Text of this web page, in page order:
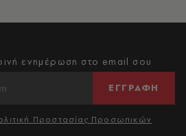
ενημέρωση στο email σου
ΕΓΓΡΑΦΗ
Προστασίας Προσωπικών